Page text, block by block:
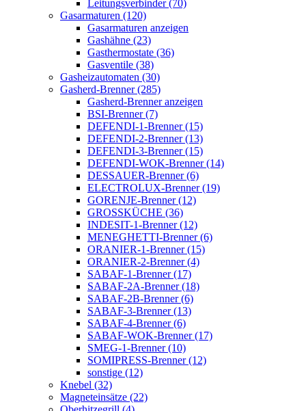
Leitungsverbinder (70)
Gasarmaturen (120)
Gasarmaturen anzeigen
Gashähne (23)
Gasthermostate (36)
Gasventile (38)
Gasheizautomaten (30)
Gasherd-Brenner (285)
Gasherd-Brenner anzeigen
BSI-Brenner (7)
DEFENDI-1-Brenner (15)
DEFENDI-2-Brenner (13)
DEFENDI-3-Brenner (15)
DEFENDI-WOK-Brenner (14)
DESSAUER-Brenner (6)
ELECTROLUX-Brenner (19)
GORENJE-Brenner (12)
GROSSKÜCHE (36)
INDESIT-1-Brenner (12)
MENEGHETTI-Brenner (6)
ORANIER-1-Brenner (15)
ORANIER-2-Brenner (4)
SABAF-1-Brenner (17)
SABAF-2A-Brenner (18)
SABAF-2B-Brenner (6)
SABAF-3-Brenner (13)
SABAF-4-Brenner (6)
SABAF-WOK-Brenner (17)
SMEG-1-Brenner (10)
SOMIPRESS-Brenner (12)
sonstige (12)
Knebel (32)
Magneteinsätze (22)